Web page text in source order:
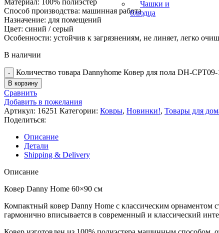
Чашки и
блюдца
Способ производства: машинная работа
Назначение: для помещений
Цвет: синий / серый
Особенности: устойчив к загрязнениям, не линяет, легко
В наличии
Количество товара Dannyhome Ковер для пола DH-
В корзину
Сравнить
Добавить в пожелания
Артикул: 16251 Категории: Ковры, Новинки!, Товары для
Поделиться:
Описание
Детали
Shipping & Delivery
Описание
Ковер Danny Home 60×90 см
Компактный ковер Danny Home с классическим орнаментом
гармонично вписывается в современный и классический